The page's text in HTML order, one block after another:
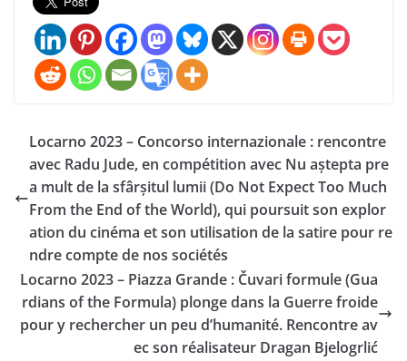
Locarno 2023 – Concorso internazionale : rencontre
avec Radu Jude, en compétition avec Nu aștepta pre
a mult de la sfârșitul lumii (Do Not Expect Too Much
From the End of the World), qui poursuit son explor
ation du cinéma et son utilisation de la satire pour re
ndre compte de nos sociétés
Locarno 2023 – Piazza Grande : Čuvari formule (Gua
rdians of the Formula) plonge dans la Guerre froide
pour y rechercher un peu d’humanité. Rencontre av
ec son réalisateur Dragan Bjelogrlić